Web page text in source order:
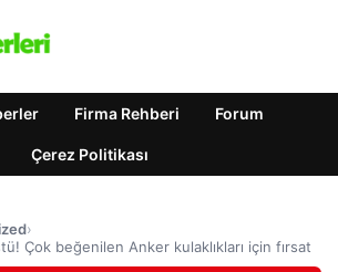
Firma Rehberi Forum
Çerez Politikası
›
Çok beğenilen Anker kulaklıkları için fırsat